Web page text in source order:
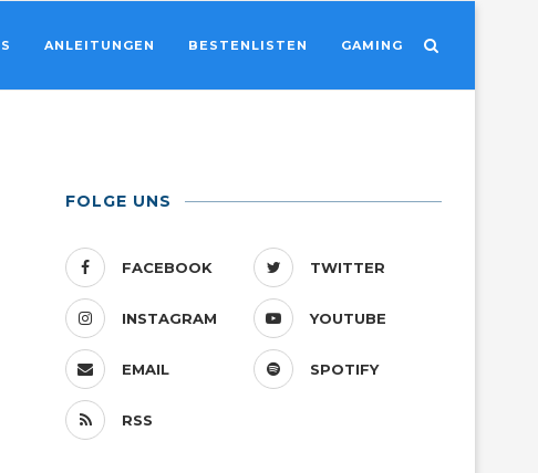
ANLEITUNGEN BESTENLISTEN GAMING
FOLGE UNS
FACEBOOK TWITTER
INSTAGRAM YOUTUBE
EMAIL SPOTIFY
RSS